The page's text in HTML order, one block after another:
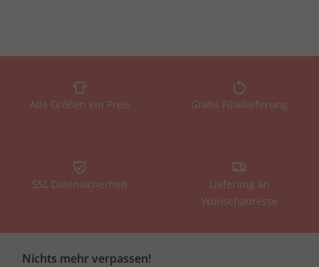
Alle Größen ein Preis Gratis Filiallieferung
SSL Datensicherheit
Lieferung an
Wunschadresse
Nichts mehr verpassen!